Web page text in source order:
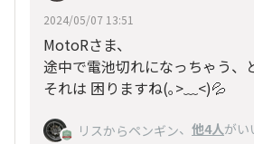
2024/05/07 13:51
MotoRさま、
途中で電池切れになっちゃう、
それは 困りますね(｡>﹏<)💦
リスからペンギン、 他4人がい